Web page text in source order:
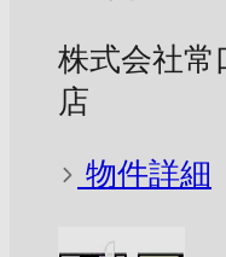
株式会社
店
物件詳細